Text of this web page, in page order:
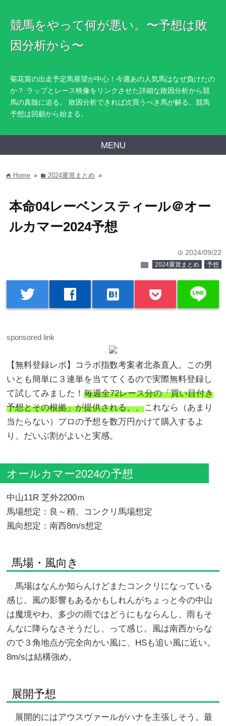
競馬をやって何が悪い。〜予想は敗
因分析から〜
菊花賞の出走予定馬展望が中心！今週あの人気馬はなぜ負けたの
か？ ラップとレース映像をリンクさせた詳細な敗因分析から競
馬の真髄に迫る。 敗因分析できれば次買うべき馬が解る。競馬
予想は回顧から始まる。
MENU
home Home » folder2024重賞まとめ »
本命04レーベンスティール＠オー
ルカマー2024予想
time 2024/09/22
folder 2024重賞まとめ 予想
twitter facebook hatenabookmark line
sponsored link
【無料登録レポ】コラボ指数考案者北条直人。この男
いとも簡単に３連単を当ててくるので実際無料登録し
て試してみました！毎週全72レース分の「買い目付き
予想とその根拠」が提供される、、これなら（あまり
当たらない）プロの予想を数万円かけて購入するよ
り、だいぶ割がよいと実感。
オールカマー2024の予想
中山11R 芝外2200ｍ
馬場想定：良～稍、コンクリ馬場想定
風向想定：南西8m/s想定
馬場・風向き
馬場はなんか知らんけどまたコンクリになっている
感じ。風の影響もあるかもしれんがちょっと今の中山
は魔境やわ。多少の雨ではどうにもならんし、雨もそ
んなに降らなさそうだし、って感じ。風は南西からな
ので３角地点が完全向かい風に、HSも追い風に近い。
8m/sは結構強め。
展開予想
展開的にはアウスヴァールがハナを主張しそう。最